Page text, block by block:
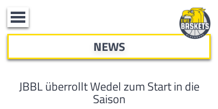
Toggle
navigation
NEWS
JBBL überrollt Wedel zum Start in die
Saison